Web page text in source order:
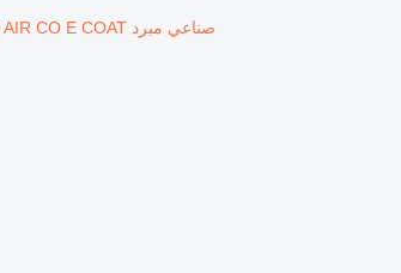
صناعي مبرد Systemair SYSCROLL 420 AIR CO E COAT